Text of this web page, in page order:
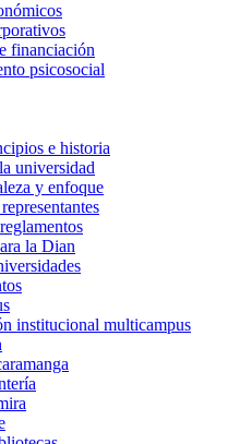
financiación
psicosocial
e historia
universidad
y enfoque
la Dian
institucional multicampus